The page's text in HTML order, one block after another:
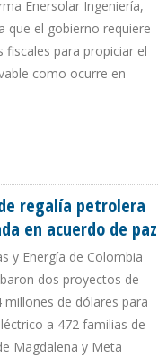
Enersolar Ingeniería,
que el gobierno requiere
fiscales para propiciar el
como ocurre en
regalía petrolera
en acuerdo de paz
y Energía de Colombia
dos proyectos de
de dólares para
a 472 familias de
Magdalena y Meta